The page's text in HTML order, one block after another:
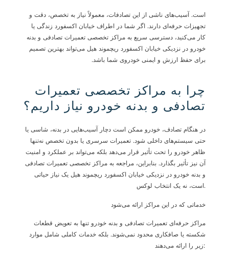
است. آسیب‌های ناشی از این تصادفات، معمولاً نیاز به تخصص، دقت و
تجهیزات حرفه‌ای دارند. اگر شما در اطراف خیابان اکسفورد زندگی یا
کار می‌کنید، دسترسی سریع به مراکز تخصصی تعمیرات تصادفی و بدنه
خودرو در نزدیکی خیابان اکسفورد ریچموند هیل می‌تواند بهترین تصمیم
برای حفظ ارزش و ایمنی خودروی شما باشد.
چرا به مراکز تخصصی تعمیرات
تصادفی و بدنه خودرو نیاز داریم؟
در هنگام تصادف، خودرو ممکن است دچار آسیب‌هایی در بدنه، شاسی یا
حتی سیستم‌های داخلی شود. تعمیرات سرسری یا بدون تخصص نه‌تنها
ظاهر خودرو را تحت تأثیر قرار می‌دهد بلکه می‌تواند بر عملکرد و امنیت
آن نیز تأثیر بگذارد. بنابراین، مراجعه به مراکز تخصصی تعمیرات تصادفی
و بدنه خودرو در نزدیکی خیابان اکسفورد ریچموند هیل یک نیاز حیاتی
است، نه یک انتخاب لوکس.
خدماتی که در این مراکز ارائه می‌شود
مراکز حرفه‌ای تعمیرات تصادفی و بدنه خودرو تنها به تعویض قطعات
شکسته یا صافکاری محدود نمی‌شوند. بلکه خدمات کاملی شامل موارد
زیر را ارائه می‌دهند: